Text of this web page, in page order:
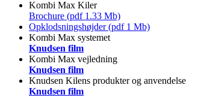
Kombi Max Kiler
Brochure (pdf 1.33 Mb)
Opklodsningshøjder (pdf 1 Mb)
Kombi Max systemet
Knudsen film
Kombi Max vejledning
Knudsen film
Knudsen Kilens produkter og anvendelse
Knudsen film